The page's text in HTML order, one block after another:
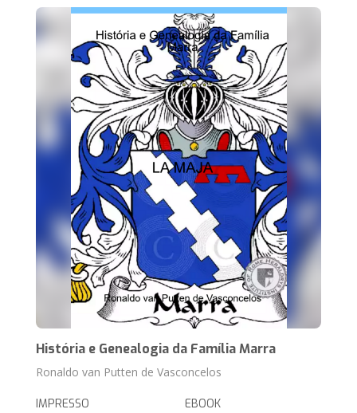
História e Genealogia da Família Marra
Ronaldo van Putten de Vasconcelos
IMPRESSO EBOOK